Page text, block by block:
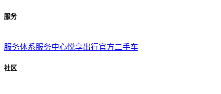
服务
服务体系服务中心悦享出行官方二手车
社区